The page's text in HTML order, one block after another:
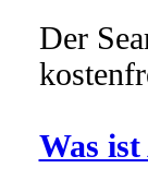
Der
Was